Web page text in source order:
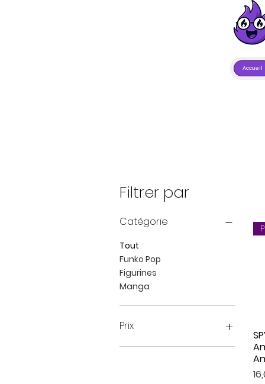
Accueil
Filtrer par
Catégorie
Tout
Funko Pop
Figurines
Manga
Prix